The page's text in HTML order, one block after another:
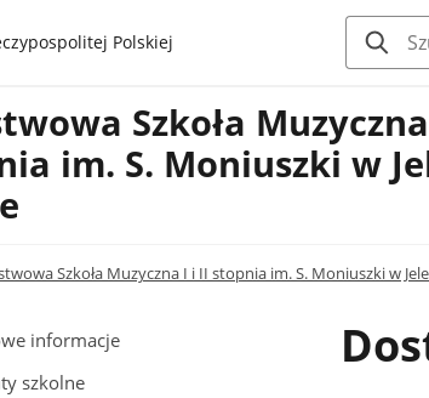
Polskiej
Szkoła
im. S. Moniuszki w
Szkoła Muzyczna I i II stopnia im. S. Moniuszki w
informacje
szkolne